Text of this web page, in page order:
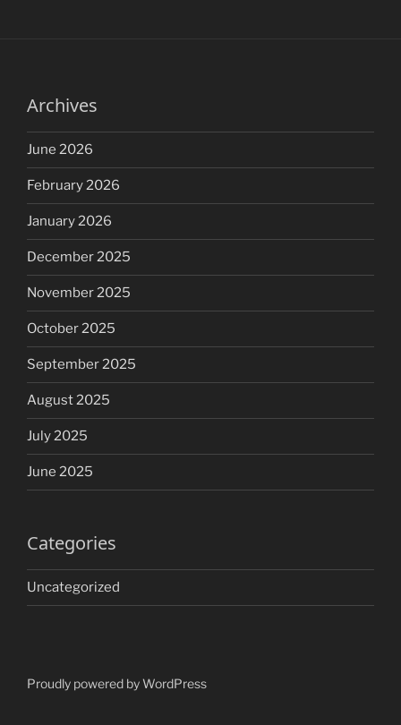
Archives
June 2026
February 2026
January 2026
December 2025
November 2025
October 2025
September 2025
August 2025
July 2025
June 2025
Categories
Uncategorized
Proudly powered by WordPress